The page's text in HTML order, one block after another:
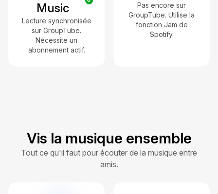
Music
Lecture synchronisée
sur GroupTube.
Nécessite un
abonnement actif.
Pas encore sur
GroupTube. Utilise la
fonction Jam de
Spotify.
Vis la musique ensemble
Tout ce qu'il faut pour écouter de la musique entre
amis.